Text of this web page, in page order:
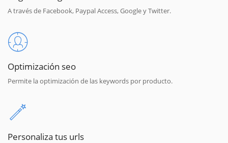
A través de Facebook, Paypal Access, Google y Twitter.
Optimización seo
Permite la optimización de las keywords por producto.
Personaliza tus urls